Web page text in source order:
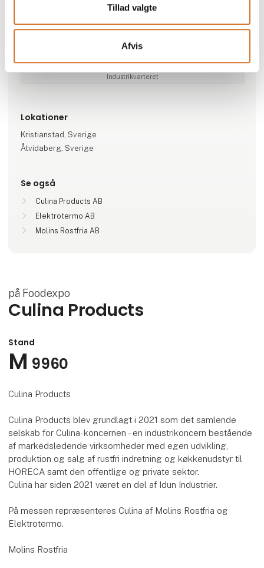
Tillad valgte
Afvis
Elektrotermo AB
Molins Rostfria AB
Industrikvarteret
Lokationer
Kristianstad, Sverige
Åtvidaberg, Sverige
Se også
Culina Products AB
Elektrotermo AB
Molins Rostfria AB
på Foodexpo
Culina Products
Stand
M 9960
Culina Products
Culina Products blev grundlagt i 2021 som det samlende
selskab for Culina-koncernen – en industrikoncern bestående
af markedsledende virksomheder med egen udvikling,
produktion og salg af rustfri indretning og køkkenudstyr til
HORECA samt den offentlige og private sektor.
Culina har siden 2021 været en del af Idun Industrier.
På messen repræsenteres Culina af Molins Rostfria og
Elektrotermo.
Molins Rostfria